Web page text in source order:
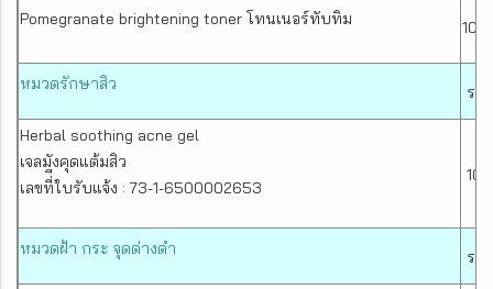
Pomegranate brightening toner โทนเนอร์ทับทิม 100
หมวดรักษาสิว รา
Herbal soothing acne gel
เจลมังคุดแต้มสิว
เลขที่ีใบรับแจ้ง : 73-1-6500002653
10
หมวดฝ้า กระ จุดด่างดำ รา